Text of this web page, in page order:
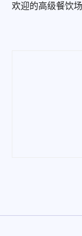
欢迎的高级餐饮